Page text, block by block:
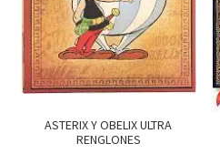
ASTERIX Y OBELIX ULTRA
RENGLONES